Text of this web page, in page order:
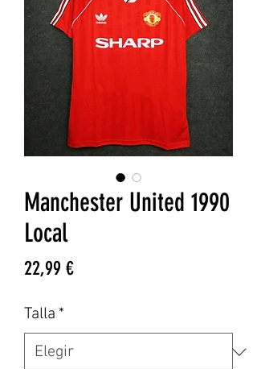
Manchester United 1990
Local
22,99 €Precio
Talla *